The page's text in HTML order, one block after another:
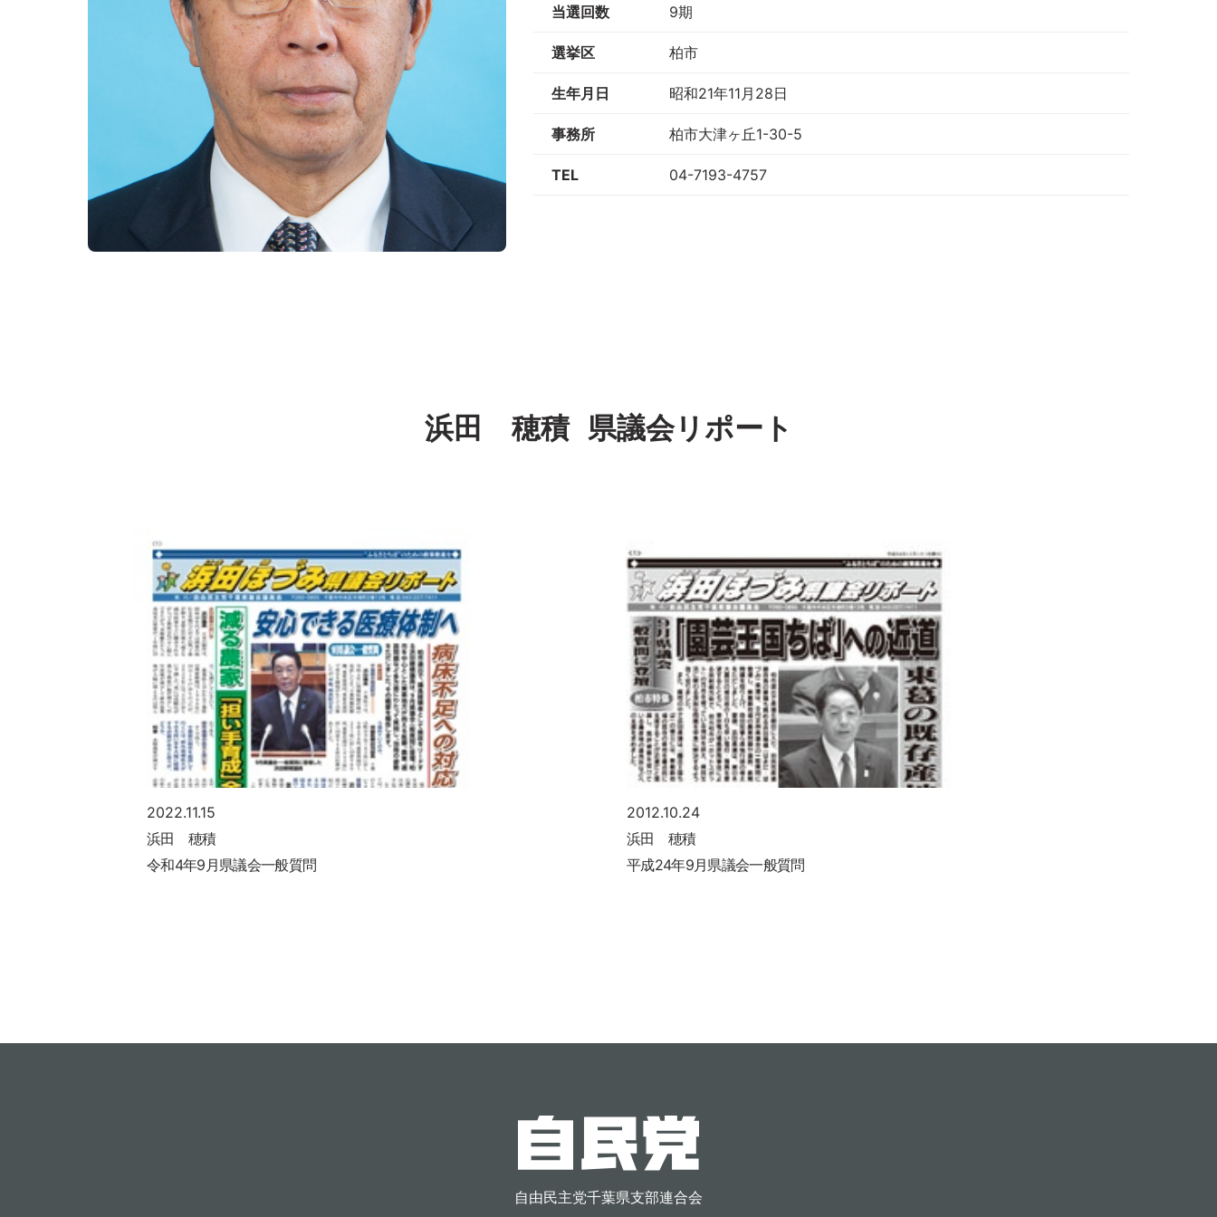
当選回数 9期
選挙区 柏市
生年月日 昭和21年11月28日
事務所 柏市大津ヶ丘1-30-5
TEL 04-7193-4757
浜田 穂積 県議会リポート
2022.11.15
浜田 穂積
令和4年9月県議会一般質問
2012.10.24
浜田 穂積
平成24年9月県議会一般質問
自由民主党千葉県支部連合会